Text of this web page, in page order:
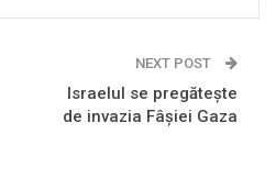
NEXT POST
Israelul se pregăteşte
de invazia Fâşiei Gaza